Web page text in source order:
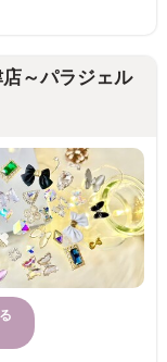
～パラジェル